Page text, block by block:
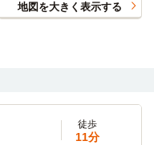
地図を大きく表示する
徒歩
11分